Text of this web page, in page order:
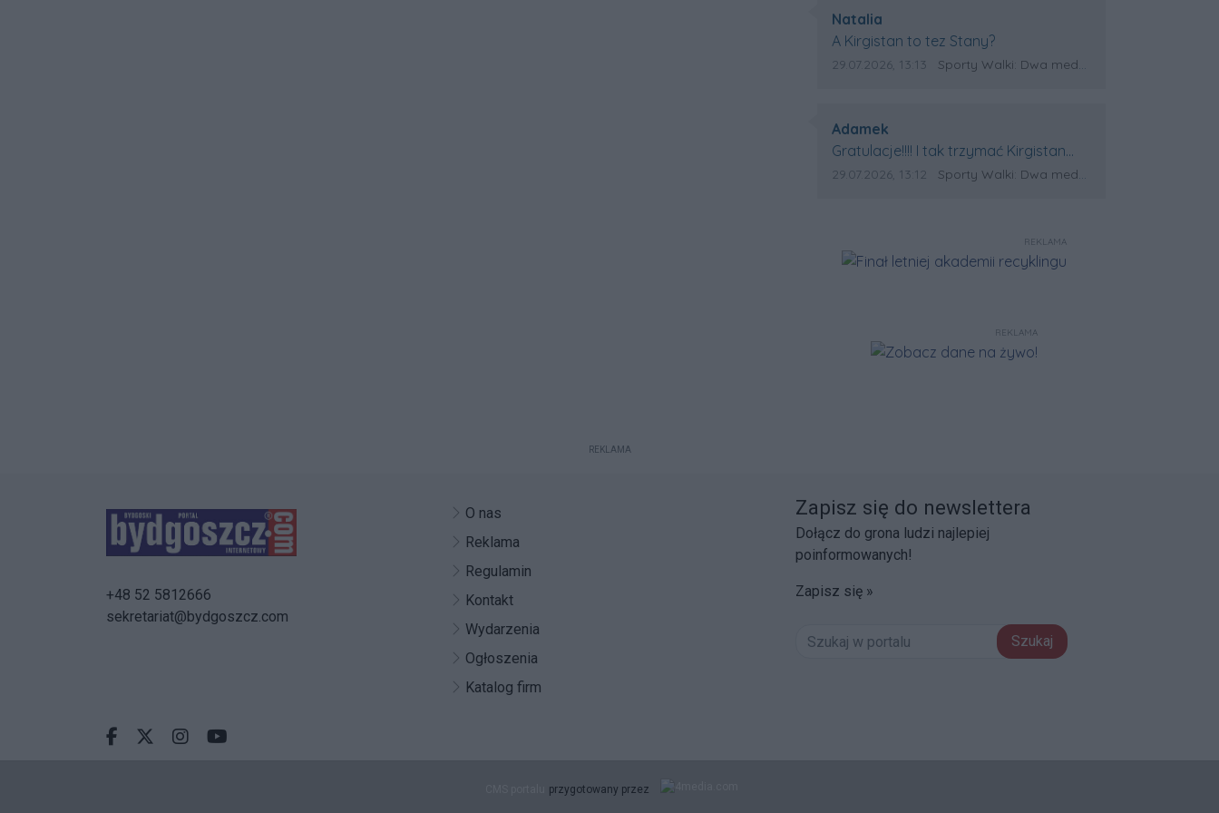
Autor komentarza:
Natalia
Treść komentarza:
A Kirgistan to tez Stany?
Data dodania komentarza:
29.07.2026, 13:13 Źródło komentarza:
Sporty Walki: Dwa medale za oceanem
Autor komentarza:
Adamek
Treść komentarza:
Gratulacje!!!! I tak trzymać Kirgistan
czeka na powtórkę z USA a może i
Data dodania komentarza:
29.07.2026, 13:12 Źródło komentarza:
Sporty Walki: Dwa medale za oceanem
REKLAMA
REKLAMA
REKLAMA
+48 52 5812666
sekretariat@bydgoszcz.com
O nas
Reklama
Regulamin
Kontakt
Wydarzenia
Ogłoszenia
Katalog firm
Zapisz się do newslettera
Dołącz do grona ludzi najlepiej
poinformowanych!
Zapisz się »
Szukaj
Facebook.com
X.comInstagram.com
Youtube.com
przygotowany przez